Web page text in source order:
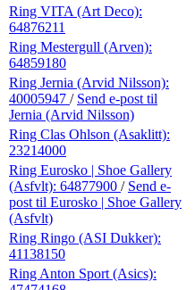
Ring VITA (Art Deco):
64876211
Ring Mestergull (Arven):
64859180
Ring Jernia (Arvid Nilsson):
40005947 / Send e-post til
Jernia (Arvid Nilsson)
Ring Clas Ohlson (Asaklitt):
23214000
Ring Eurosko | Shoe Gallery
(Asfvlt): 64877900 / Send e-
post til Eurosko | Shoe Gallery
(Asfvlt)
Ring Ringo (ASI Dukker):
41138150
Ring Anton Sport (Asics):